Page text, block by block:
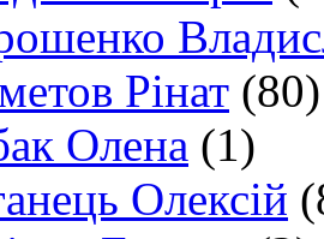
Рінат (80)
Олена (1)
Олексій